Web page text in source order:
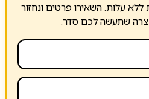
עלות. השאירו פרטים ונחזור
שתעשה לכם סדר.